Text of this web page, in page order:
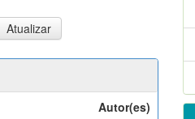
Autor(es)